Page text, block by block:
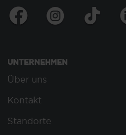
UNTERNEHMEN
Über uns
Kontakt
Standorte